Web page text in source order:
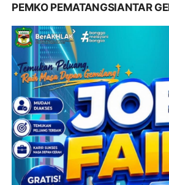
PEMKO PEMATANGSIANTAR